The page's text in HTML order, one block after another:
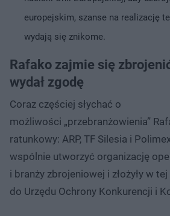
europejskim, szanse na realizację
wydają się znikome.
Rafako zajmie się
wydał zgodę
Coraz częściej słychać o
możliwości „przebranżowienia”
ratunkowy: ARP, TF Silesia i
wspólnie utworzyć organizację
i branży zbrojeniowej i złożyły w
do Urzędu Ochrony Konkurencji i